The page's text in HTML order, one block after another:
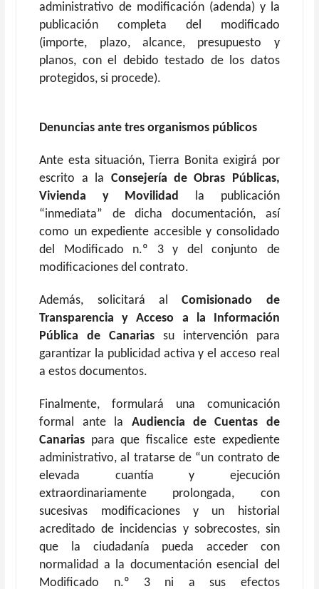
administrativo de modificación (adenda) y la
publicación completa del modificado
(importe, plazo, alcance, presupuesto y
planos, con el debido testado de los datos
protegidos, si procede).
Denuncias ante tres organismos públicos
Ante esta situación, Tierra Bonita exigirá por
escrito a la Consejería de Obras Públicas,
Vivienda y Movilidad
la publicación
“inmediata” de dicha documentación, así
como un expediente accesible y consolidado
del Modificado n.º 3 y del conjunto de
modificaciones del contrato.
Además, solicitará alComisionado de
Transparencia y Acceso a la Información
Pública de Canarias su intervención para
garantizar la publicidad activa y el acceso real
a estos documentos.
Finalmente, formulará una comunicación
formal ante la Audiencia de Cuentas de
Canarias para que fiscalice este expediente
administrativo, al tratarse de “un contrato de
elevada cuantía y ejecución
extraordinariamente prolongada, con
sucesivas modificaciones y un historial
acreditado de incidencias y sobrecostes, sin
que la ciudadanía pueda acceder con
normalidad a la documentación esencial del
Modificado n.º 3 ni a sus efectos